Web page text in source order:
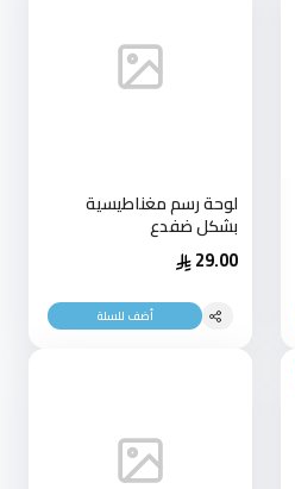
لوحة رسم مغناطيسية
بشكل ضفدع
29.00
أضف للسلة